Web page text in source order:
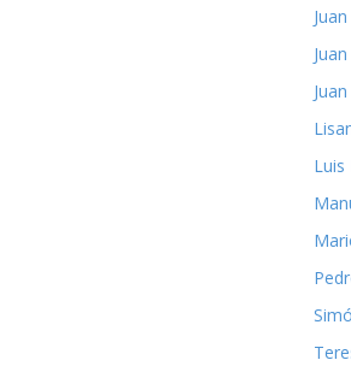
Luis